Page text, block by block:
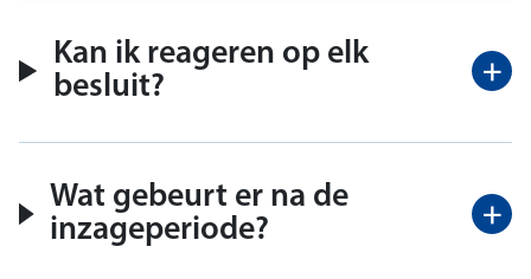
Kan ik reageren op elk
besluit?
Wat gebeurt er na de
inzageperiode?